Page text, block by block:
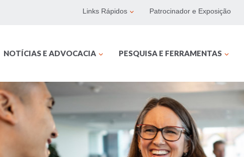
Links Rápidos Patrocinador e Exposição
NOTÍCIAS E ADVOCACIA PESQUISA E FERRAMENTAS